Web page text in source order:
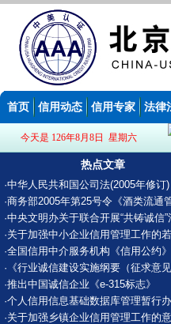
首页 信用动态 信用专家 法律
今天是 126年8月8日 星期六
热点文章
·中华人民共和国公司法(2005年修订)
·商务部2005年第25号令《酒类流通
·中央文明办关于联合开展“共铸诚信”
·关于加强中小企业信用管理工作的
·全国信用中介服务机构《信用公约》
· 《行业诚信建设实施纲要（征求意见
·推出中国诚信企业《e-315标志》
·个人信用信息基础数据库管理暂行
·关于加强乡镇企业信用管理工作的